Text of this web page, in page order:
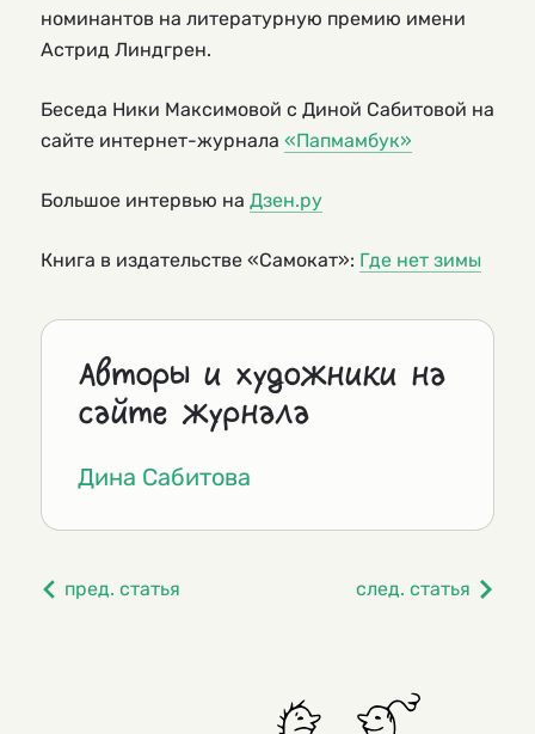
номинантов на литературную премию имени
Астрид Линдгрен.
Беседа Ники Максимовой с Диной Сабитовой на
сайте интернет-журнала «Папмамбук»
Большое интервью на Дзен.ру
Книга в издательстве «Самокат»: Где нет зимы
Авторы и художники на
сайте журнала
Дина Сабитова
пред. статья след. статья